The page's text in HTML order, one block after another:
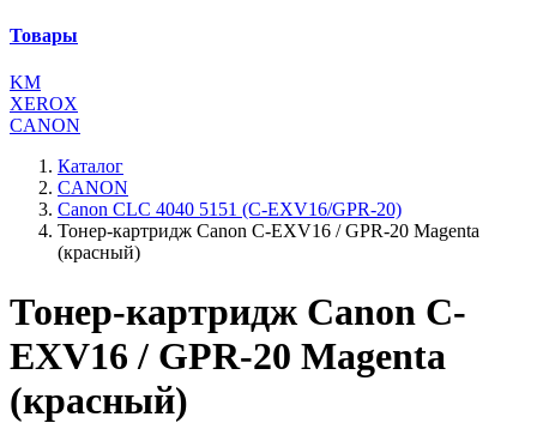
Товары
KM
XEROX
CANON
Каталог
CANON
Canon CLC 4040 5151 (C-EXV16/GPR-20)
Тонер-картридж Canon C-EXV16 / GPR-20 Magenta
(красный)
Тонер-картридж Canon C-
EXV16 / GPR-20 Magenta
(красный)